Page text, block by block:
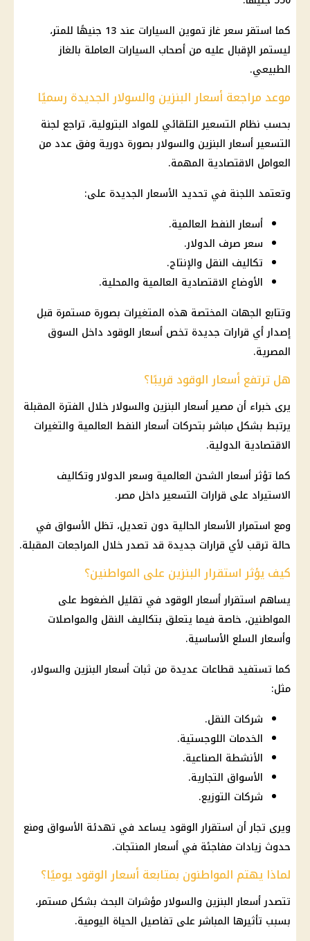
كما استقر سعر غاز تموين السيارات عند 13 جنيهًا للمتر،
ليستمر الإقبال عليه من أصحاب السيارات العاملة بالغاز
الطبيعي.
موعد مراجعة أسعار البنزين والسولار الجديدة رسميًا
بحسب نظام التسعير التلقائي للمواد البترولية، تراجع لجنة
التسعير أسعار البنزين والسولار بصورة دورية وفق عدد من
العوامل الاقتصادية المهمة.
وتعتمد اللجنة في تحديد الأسعار الجديدة على:
أسعار النفط العالمية.
سعر صرف الدولار.
تكاليف النقل والإنتاج.
الأوضاع الاقتصادية العالمية والمحلية.
وتتابع الجهات المختصة هذه المتغيرات بصورة مستمرة قبل
إصدار أي قرارات جديدة تخص أسعار الوقود داخل السوق
المصرية.
هل ترتفع أسعار الوقود قريبًا؟
يرى خبراء أن مصيرأسعار البنزين والسولارخلال الفترة المقبلة
يرتبط بشكل مباشر بتحركات أسعار النفط العالمية والتغيرات
الاقتصادية الدولية.
كما تؤثرأسعارالشحن العالمية وسعرالدولاروتكاليف
الاستيراد على قرارات التسعير داخل مصر.
ومع استمرارالأسعارالحالية دون تعديل، تظل الأسواق في
حالة ترقب لأي قرارات جديدة قد تصدر خلال المراجعات المقبلة.
كيف يؤثر استقرار البنزين على المواطنين؟
يساهم استقرارأسعار الوقود في تقليل الضغوط على
المواطنين، خاصة فيما يتعلق بتكاليف النقل والمواصلات
وأسعارالسلع الأساسية.
كما تستفيد قطاعات عديدة من ثبات أسعار البنزين والسولار،
مثل:
شركات النقل.
الخدمات اللوجستية.
الأنشطة الصناعية.
الأسواق التجارية.
شركات التوزيع.
ويرى تجار أن استقرار الوقود يساعد في تهدئة الأسواق ومنع
حدوث زيادات مفاجئة في أسعارالمنتجات.
لماذا يهتم المواطنون بمتابعة أسعار الوقود يوميًا؟
تتصدرأسعار البنزين والسولارمؤشرات البحث بشكل مستمر،
بسبب تأثيرها المباشر على تفاصيل الحياة اليومية.